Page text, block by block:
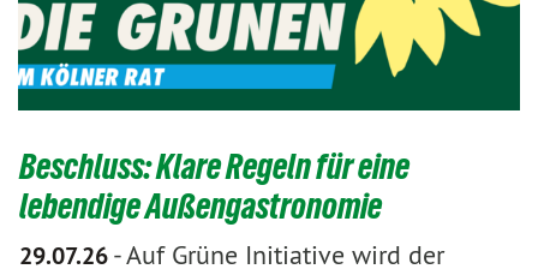
Beschluss: Klare Regeln für eine
lebendige Außengastronomie
29.07.26-Auf Grüne Initiative wird der